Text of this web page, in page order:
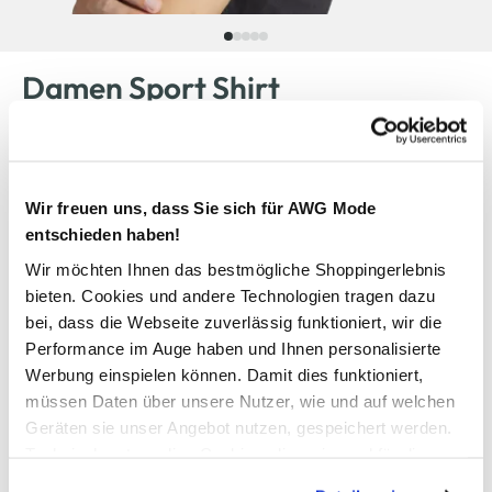
Wir freuen uns, dass Sie sich für AWG Mode
entschieden haben!
Wir möchten Ihnen das bestmögliche Shoppingerlebnis
bieten. Cookies und andere Technologien tragen dazu
bei, dass die Webseite zuverlässig funktioniert, wir die
Performance im Auge haben und Ihnen personalisierte
Werbung einspielen können. Damit dies funktioniert,
müssen Daten über unsere Nutzer, wie und auf welchen
Geräten sie unser Angebot nutzen, gespeichert werden.
Damen Sport Shirt
Größe:
XS S M L XL XXL
Bitte wählen Sie eine Größe aus
Nicht mehr für den Versand verfügbar